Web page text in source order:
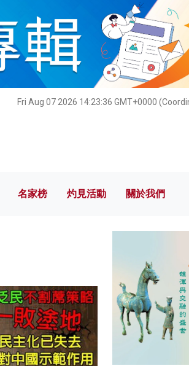
Fri Aug 07 2026 14:23:38 GMT+0000
名家榜 灼見活動 關於我們
名家榜 灼見活動 關於我們